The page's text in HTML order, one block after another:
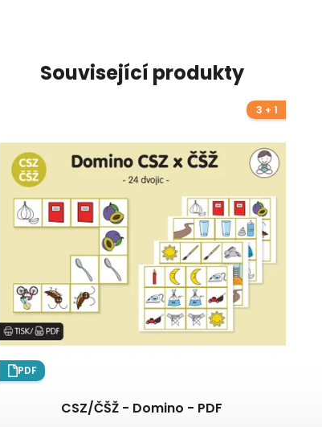
Související produkty
3 + 1
PDF
CSZ/ČŠŽ - Domino - PDF